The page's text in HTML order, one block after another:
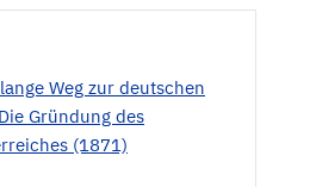
Weg zur deutschen
Gründung des
(1871)